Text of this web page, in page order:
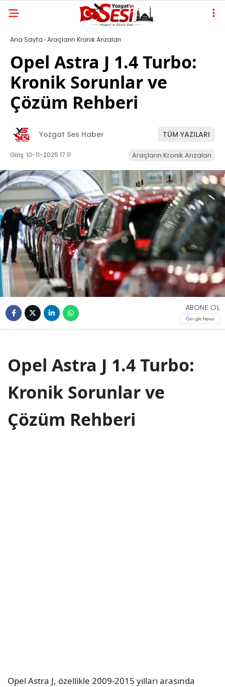
Ana Sayfa ›Araçların Kronik Arızaları
Opel Astra J 1.4 Turbo:
Kronik Sorunlar ve
Çözüm Rehberi
Yozgat Ses Haber TÜM YAZILARI
Giriş: 10-11-2025 17:11 Araçların Kronik Arızaları
ABONE OL
Opel Astra J 1.4 Turbo:
Kronik Sorunlar ve
Çözüm Rehberi
Opel Astra J, özellikle 2009-2015 yılları arasında